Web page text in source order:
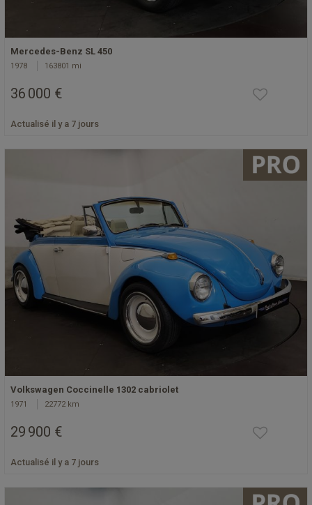
Mercedes-Benz SL 450
1978 163801 mi
36 000 €
Actualisé il y a 7 jours
Volkswagen Coccinelle 1302 cabriolet
1971 22772 km
29 900 €
Actualisé il y a 7 jours